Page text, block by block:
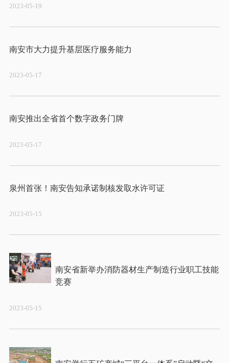
2023-05-19
2023-05-17
南安推出全省首个数字政务门牌
2023-05-17
2023-05-15
南安省新举办消防器材生产制造行业职工技能
2023-05-15